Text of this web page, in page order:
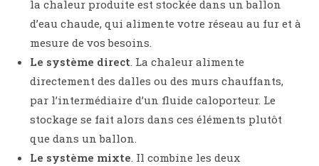
la chaleur produite est stockée dans un ballon
d’eau chaude, qui alimente votre réseau au fur et à
mesure de vos besoins.
Le système direct. La chaleur alimente
directement des dalles ou des murs chauffants,
par l’intermédiaire d’un fluide caloporteur. Le
stockage se fait alors dans ces éléments plutôt
que dans un ballon.
Le système mixte. Il combine les deux